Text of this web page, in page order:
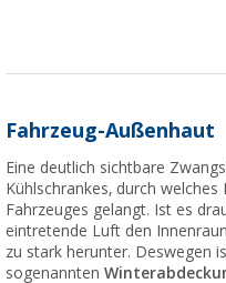
Fahrzeug-Außenhaut
Eine deutlich sichtbare
Kühlschrankes, durch
Fahrzeuges gelangt. Ist es
eintretende Luft den
zu stark herunter. Deswegen
sogenannten